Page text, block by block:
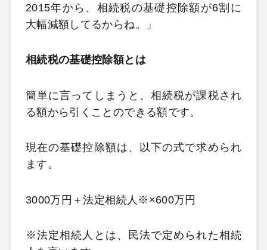
2015年から、相続税の基礎控除額が6割に
大幅減額してるからね。」
相続税の基礎控除額とは
簡単に言ってしまうと、相続税が課税され
る額から引くことのできる額です。
現在の基礎控除額は、以下の式で求められ
ます。
3000万円＋法定相続人※×600万円
※法定相続人とは、民法で定められた相続